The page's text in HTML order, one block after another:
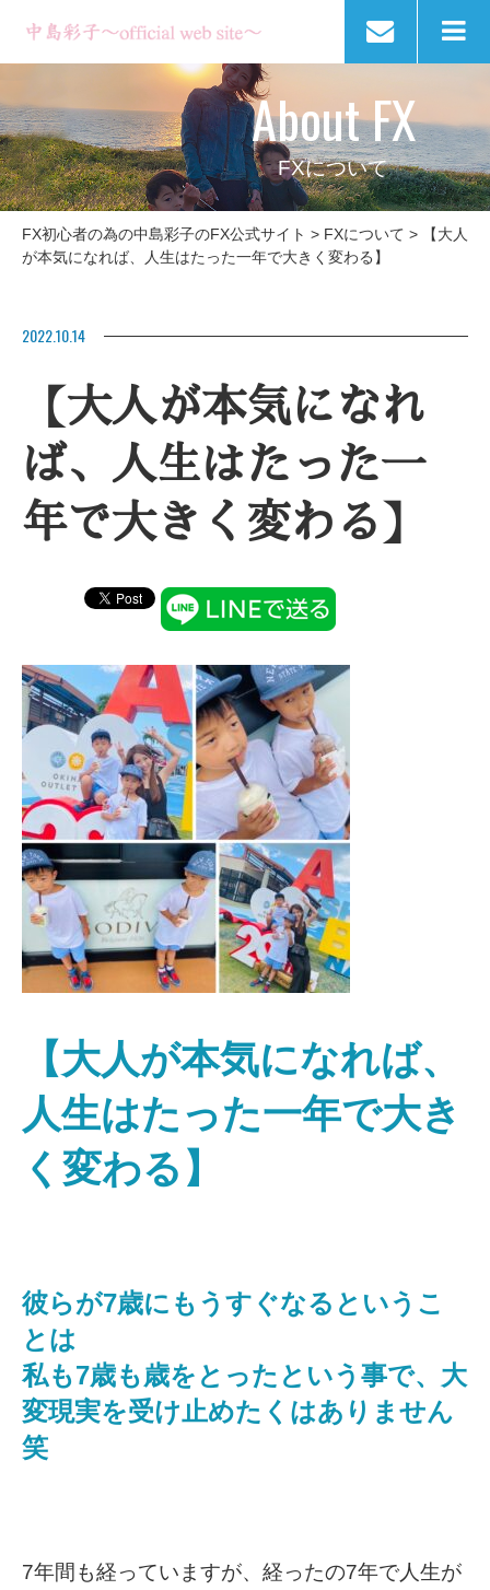
About FX
FXについて
FX初心者の為の中島彩子のFX公式サイト > FXについて >
【大人
が本気になれば、人生はたった一年で大きく変わる】
2022.10.14
【大人が本気になれ
ば、人生はたった一
年で大きく変わる】
【大人が本気になれば、
人生はたった一年で大き
く変わる】
彼らが7歳にもうすぐなるというこ
とは
私も7歳も歳をとったという事で、大
変現実を受け止めたくはありません
笑
7年間も経っていますが、経ったの7年で人生が